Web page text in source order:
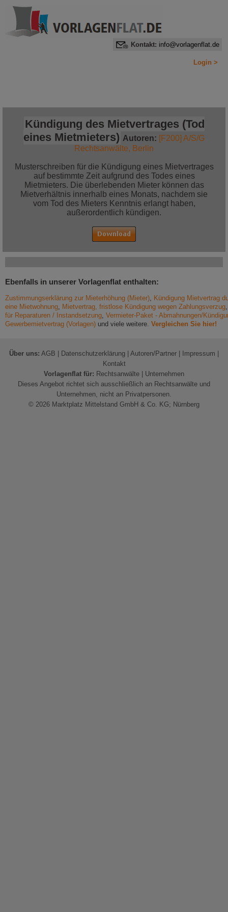
Kontakt: info@vorlagenflat.de
Login >
Kündigung des Mietvertrages (Tod
eines Mietmieters) Autoren: [F200] A/S/G
Rechtsanwälte, Berlin
Musterschreiben für die Kündigung eines Mietvertrages
auf bestimmte Zeit aufgrund des Todes eines
Mietmieters. Die überlebenden Mieter können das
Mietverhältnis innerhalb eines Monats, nachdem sie
vom Tod des Mieters Kenntnis erlangt haben,
außerordentlich kündigen.
Ebenfalls in unserer Vorlagenflat enthalten:
Zustimmungserklärung zur Mieterhöhung (Mieter), Kündigung Mietvertrag
eine Mietwohnung, Mietvertrag, fristlose Kündigung wegen Zahlungsverzug
für Reparaturen / Instandsetzung, Vermieter-Paket - Abmahnungen/
Gewerbemietvertrag (Vorlagen) und viele weitere. Vergleichen Sie hier!
Über uns: AGB Datenschutzerklärung Autoren/Partner Impressum
Kontakt
Vorlagenflat für: Rechtsanwälte
Unternehmen
Dieses Angebot richtet sich ausschließlich an Rechtsanwälte und
Unternehmen, nicht an Privatpersonen.
© 2026 Marktplatz Mittelstand GmbH & Co. KG; Nürnberg